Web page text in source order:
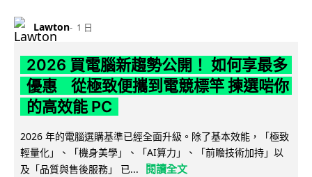
Lawton 1 日
2026 買電腦新趨勢公開！ 如何享最多
優惠 從極致便攜到電競標竿 揀選啱你
的高效能 PC
2026 年的電腦選購基準已經全面升級。除了基本效能，「極致
輕量化」、「機身美學」、「AI算力」、「前瞻技術加持」以
及「品質與售後服務」 已...
閱讀全文